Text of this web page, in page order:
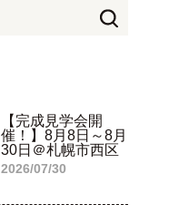
【完成見学会開
催！】8月8日～8月
30日＠札幌市西区
2026/07/30